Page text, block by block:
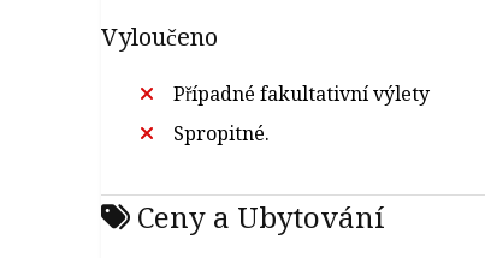
Vyloučeno
Případné fakultativní výlety
Spropitné.
Ceny a Ubytování